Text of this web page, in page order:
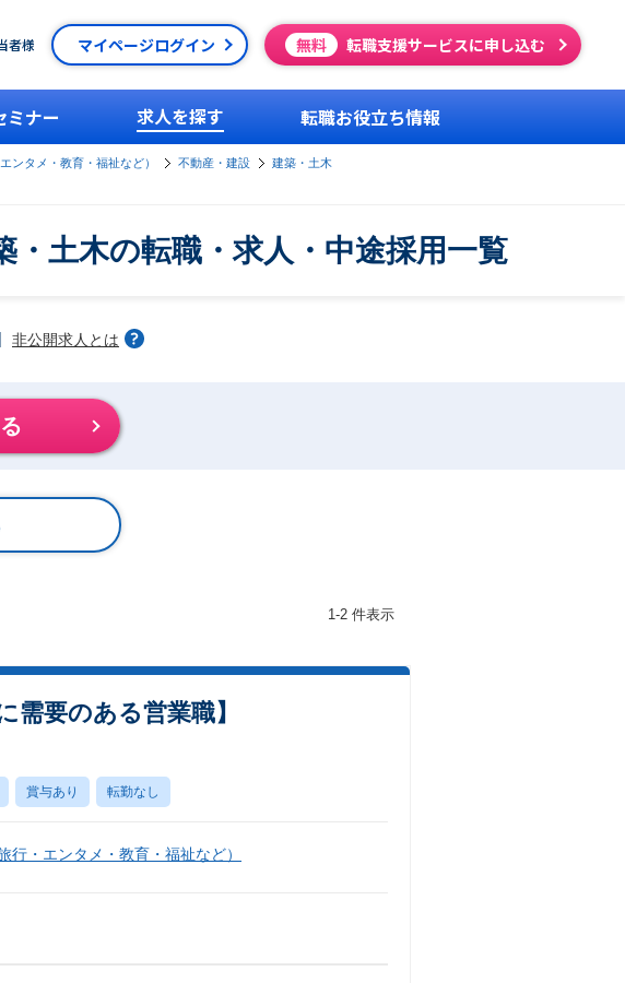
者様 マイページログイン 無料 転職支援サービスに申し込む
ミナー 求人を探す 転職お役立ち情報
ンタメ・教育・福祉など） 不動産・建設
建築・土木
土木の転職・求人・中途採用一覧
非公開求人とは
1-2 件表示
要のある営業職】
賞与あり 転勤なし
行・エンタメ・教育・福祉など）